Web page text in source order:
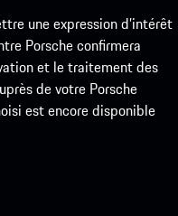
une expression d’intérêt
Porsche confirmera
et le traitement des
de votre Porsche
est encore disponible